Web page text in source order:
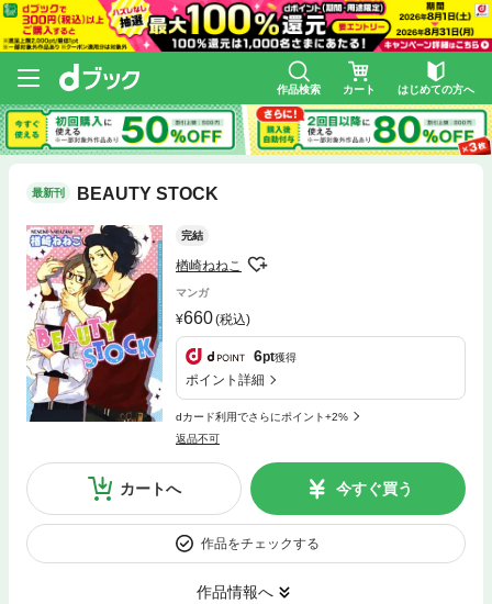
作品検索 カート はじめての方へ
最新刊 BEAUTY STOCK
完結
楢崎ねねこ
マンガ
660(税込)
6pt獲得
ポイント詳細
dカード利用でさらにポイント+2%
返品不可
カートへ 今すぐ買う
作品をチェックする
作品情報へ